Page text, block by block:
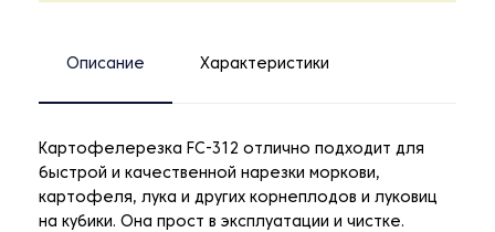
Описание Характеристики
Картофелерезка FC-312 отлично подходит для
быстрой и качественной нарезки моркови,
картофеля, лука и других корнеплодов и луковиц
на кубики. Она прост в эксплуатации и чистке.